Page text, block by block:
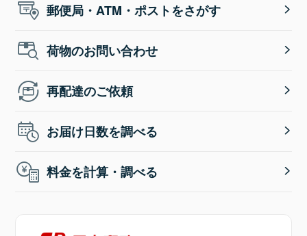
郵便局・ATM・ポストをさがす
荷物のお問い合わせ
再配達のご依頼
お届け日数を調べる
料金を計算・調べる